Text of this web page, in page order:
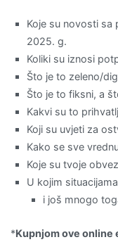
Koje su novosti sa
2025. g.
Koliki su iznosi
Što je to zeleno/
Što je to fiksni, a
Kakvi su to
Koji su uvjeti za
Kako se sve
Koje su tvoje
U kojim
i još mnogo
*Kupnjom ove online